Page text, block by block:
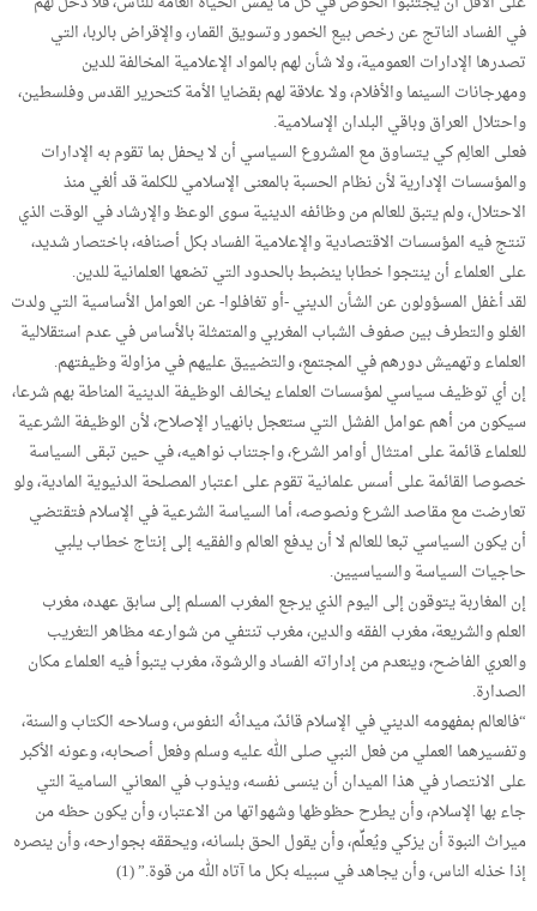
في الفساد الناتج عن رخص بيع الخمور وتسويق القمار، والإقراض بالربا، التي
تصدرها الإدارات العمومية، ولا شأن لهم بالمواد الإعلامية المخالفة للدين
ومهرجانات السينما والأفلام، ولا علاقة لهم بقضايا الأمة كتحرير القدس وفلسطين،
واحتلال العراق وباقي البلدان الإسلامية.
فعلى العالِم كي يتساوق مع المشروع السياسي أن لا يحفل بما تقوم به الإدارات
والمؤسسات الإدارية لأن نظام الحسبة بالمعنى الإسلامي للكلمة قد ألغي منذ
الاحتلال، ولم يتبق للعالم من وظائفه الدينية سوى الوعظ والإرشاد في الوقت الذي
تنتج فيه المؤسسات الاقتصادية والإعلامية الفساد بكل أصنافه، باختصار شديد،
على العلماء أن ينتجوا خطابا ينضبط بالحدود التي تضعها العلمانية للدين.
لقد أغفل المسؤولون عن الشأن الديني -أو تغافلوا- عن العوامل الأساسية التي ولدت
الغلو والتطرف بين صفوف الشباب المغربي والمتمثلة بالأساس في عدم استقلالية
العلماء وتهميش دورهم في المجتمع، والتضييق عليهم في مزاولة وظيفتهم.
إن أي توظيف سياسي لمؤسسات العلماء يخالف الوظيفة الدينية المناطة بهم شرعا،
سيكون من أهم عوامل الفشل التي ستعجل بانهيار الإصلاح، لأن الوظيفة الشرعية
للعلماء قائمة على امتثال أوامر الشرع، واجتناب نواهيه، في حين تبقى السياسة
خصوصا القائمة على أسس علمانية تقوم على اعتبار المصلحة الدنيوية المادية، ولو
تعارضت مع مقاصد الشرع ونصوصه، أما السياسة الشرعية في الإسلام فتقتضي
أن يكون السياسي تبعا للعالم لا أن يدفع العالم والفقيه إلى إنتاج خطاب يلبي
حاجيات السياسة والسياسيين.
إن المغاربة يتوقون إلى اليوم الذي يرجع المغرب المسلم إلى سابق عهده، مغرب
العلم والشريعة، مغرب الفقه والدين، مغرب تنتفي من شوارعه مظاهر التغريب
والعري الفاضح، وينعدم من إداراته الفساد والرشوة، مغرب يتبوأ فيه العلماء مكان
الصدارة.
“فالعالم بمفهومه الديني في الإسلام قائدٌ، ميدانُه النفوس، وسلاحه الكتاب والسنة،
وتفسيرهما العملي من فعل النبي صلى الله عليه وسلم وفعل أصحابه، وعونه الأكبر
على الانتصار في هذا الميدان أن ينسى نفسه، ويذوب في المعاني السامية التي
جاء بها الإسلام، وأن يطرح حظوظها وشهواتها من الاعتبار، وأن يكون حظه من
ميراث النبوة أن يزكي ويُعلِّم، وأن يقول الحق بلسانه، ويحققه بجوارحه، وأن ينصره
إذا خذله الناس، وأن يجاهد في سبيله بكل ما آتاه الله من قوة.” (1)